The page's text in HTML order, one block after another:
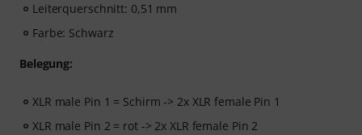
Leiterquerschnitt: 0,51 mm
Farbe: Schwarz
Belegung:
XLR male Pin 1 = Schirm -> 2x XLR female Pin 1
XLR male Pin 2 = rot -> 2x XLR female Pin 2